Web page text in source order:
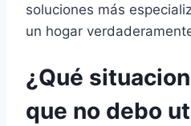
soluciones más
un hogar
¿Qué
que no debo